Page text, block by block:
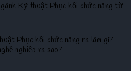
Kỹ thuật Phục hồi chức năng từ
Phục hồi chức năng ra làm gì?
nghiệp ra sao?